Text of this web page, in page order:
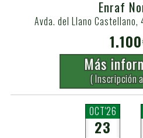
Enraf
Avda. del Llano
Más
( Inscripción
OCT'26
23